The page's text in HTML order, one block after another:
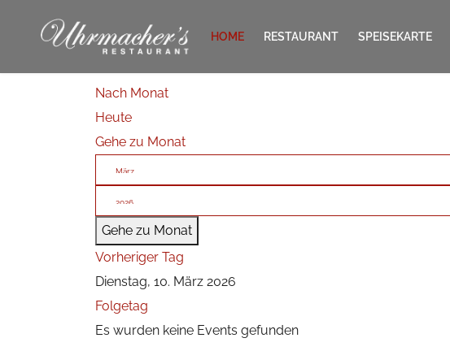
HOME RESTAURANT SPEISEKARTE
Nach Monat
Heute
Gehe zu Monat
Gehe zu Monat
Vorheriger Tag
Dienstag, 10. März 2026
Folgetag
Es wurden keine Events gefunden